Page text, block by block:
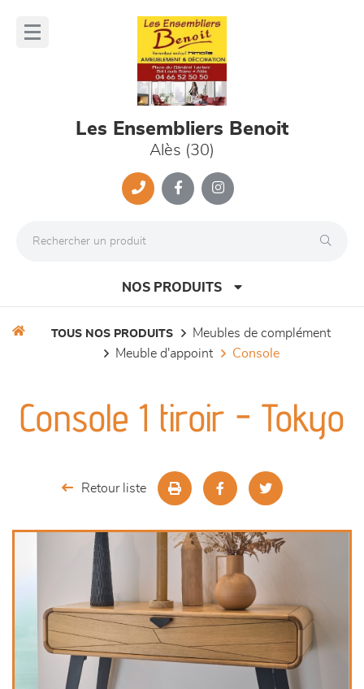
Les Ensembliers Benoit
Alès (30)
NOS PRODUITS
séjours
chambres et dressing
décoration
TOUS NOS PRODUITS
meubles de complément
meuble d'appoint
console
Console 1 tiroir - Tokyo
Retour liste